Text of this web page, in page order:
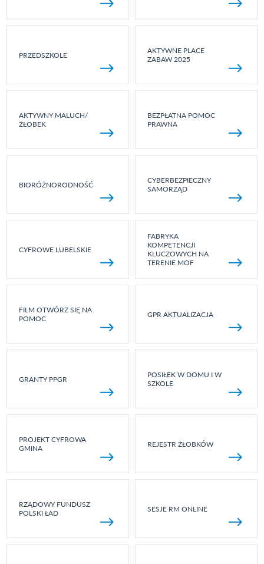
PRZEDSZKOLE
AKTYWNE PLACE
ZABAW 2025
AKTYWNY MALUCH/
ŻŁOBEK
BEZPŁATNA POMOC
PRAWNA
BIORÓŻNORODNOŚĆ
CYBERBEZPIECZNY
SAMORZĄD
CYFROWE LUBELSKIE
FABRYKA
KOMPETENCJI
KLUCZOWYCH NA
TERENIE MOF
FILM OTWÓRZ SIĘ NA
POMOC
GPR AKTUALIZACJA
GRANTY PPGR
POSIŁEK W DOMU I W
SZKOLE
PROJEKT CYFROWA
GMINA
REJESTR ŻŁOBKÓW
RZĄDOWY FUNDUSZ
POLSKI ŁAD
SESJE RM ONLINE